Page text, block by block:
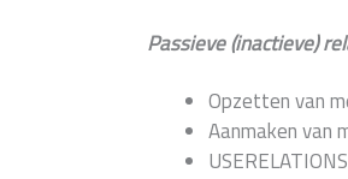
Passieve (inactieve)
Opzetten van
Aanmaken van